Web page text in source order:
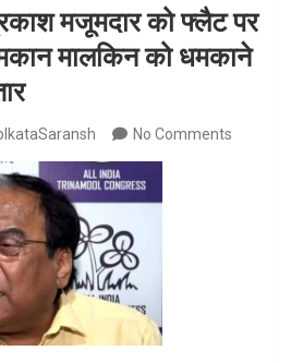
मजूमदार को फ्लैट पर
मालकिन को धमकाने
No Comments